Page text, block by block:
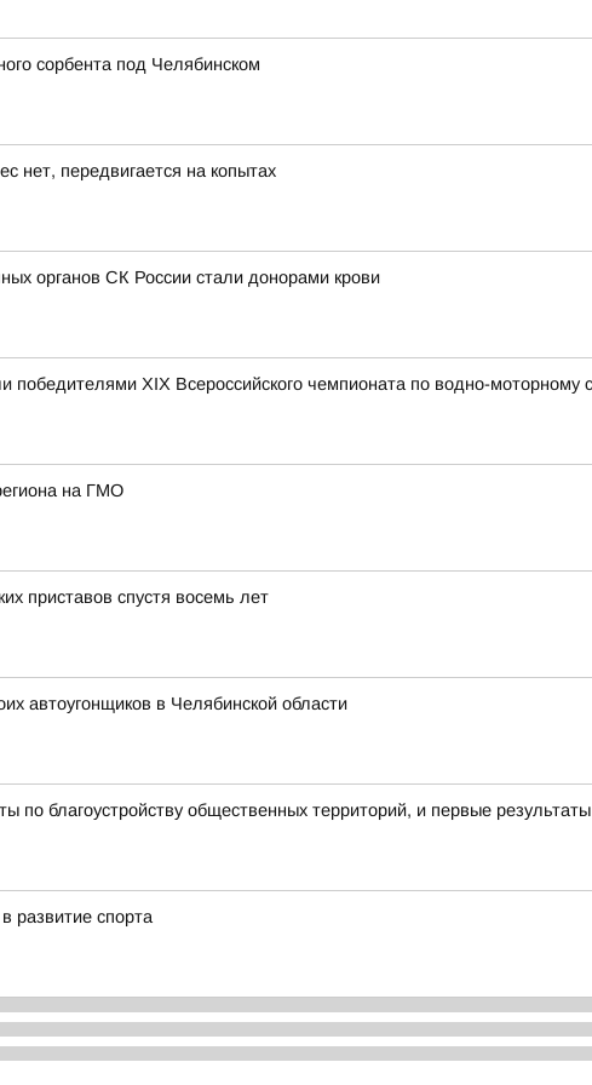
сорбента под Челябинском
нет, передвигается на копытах
органов СК России стали донорами крови
победителями XIX Всероссийского чемпионата по водно-моторному
на ГМО
приставов спустя восемь лет
автоугонщиков в Челябинской области
благоустройству общественных территорий, и первые
развитие спорта